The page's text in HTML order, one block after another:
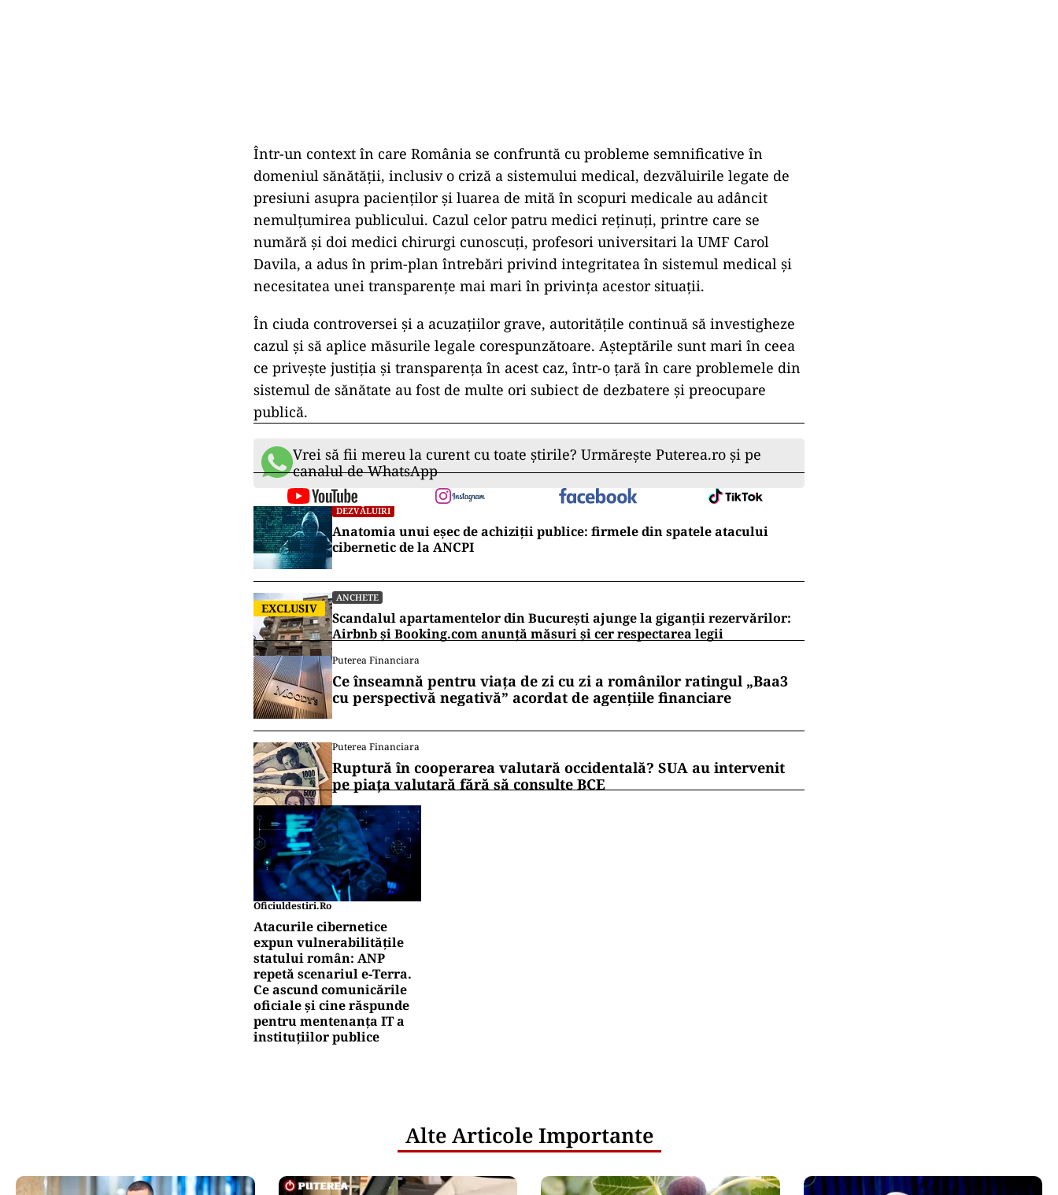
Într-un context în care România se confruntă cu probleme semnificative în
domeniul sănătății, inclusiv o criză a sistemului medical, dezvăluirile legate de
presiuni asupra pacienților și luarea de mită în scopuri medicale au adâncit
nemulțumirea publicului. Cazul celor patru medici reținuți, printre care se
numără și doi medici chirurgi cunoscuți, profesori universitari la UMF Carol
Davila, a adus în prim-plan întrebări privind integritatea în sistemul medical și
necesitatea unei transparențe mai mari în privința acestor situații.
În ciuda controversei și a acuzațiilor grave, autoritățile continuă să investigheze
cazul și să aplice măsurile legale corespunzătoare. Așteptările sunt mari în ceea
ce privește justiția și transparența în acest caz, într-o țară în care problemele din
sistemul de sănătate au fost de multe ori subiect de dezbatere și preocupare
publică.
Vrei să fii mereu la curent cu toate știrile? Urmărește Puterea.ro și pe
canalul de WhatsApp
DEZVĂLUIRI
Anatomia unui eșec de achiziții publice: firmele din spatele atacului
cibernetic de la ANCPI
EXCLUSIV
ANCHETE
Scandalul apartamentelor din București ajunge la giganții rezervărilor:
Airbnb și Booking.com anunță măsuri și cer respectarea legii
Puterea Financiara
Ce înseamnă pentru viața de zi cu zi a românilor ratingul „Baa3
cu perspectivă negativă” acordat de agențiile financiare
Puterea Financiara
Ruptură în cooperarea valutară occidentală? SUA au intervenit
pe piața valutară fără să consulte BCE
Oficiuldestiri.ro
Atacurile cibernetice
expun vulnerabilitățile
statului român: ANP
repetă scenariul e‑Terra.
Ce ascund comunicările
oficiale și cine răspunde
pentru mentenanța IT a
instituțiilor publice
Alte Articole Importante